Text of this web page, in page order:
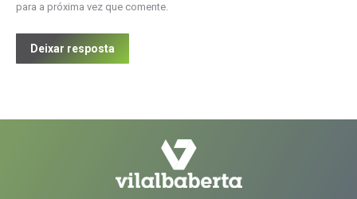
para a próxima vez que comente.
Deixar resposta